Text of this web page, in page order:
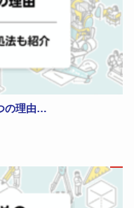
の理由…